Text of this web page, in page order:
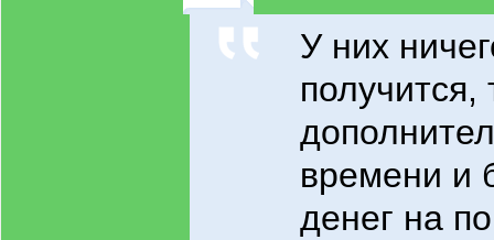
У них
получится,
времени и
денег на